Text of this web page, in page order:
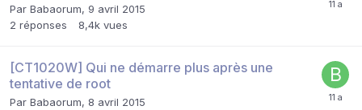
Par Babaorum, 9 avril 2015
2 réponses 8,4k vues
[CT1020W] Qui ne démarre plus après une
tentative de root
Par Babaorum, 8 avril 2015